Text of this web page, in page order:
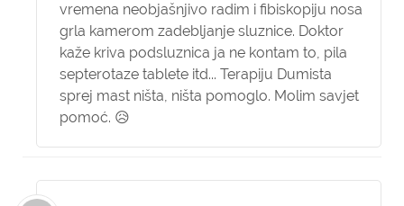
vremena neobjašnjivo radim i fibiskopiju nosa
grla kamerom zadebljanje sluznice. Doktor
kaže kriva podsluznica ja ne kontam to, pila
septerotaze tablete itd... Terapiju Dumista
sprej mast ništa, ništa pomoglo. Molim savjet
pomoć. 😥